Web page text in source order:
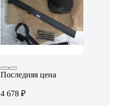
Последняя цена
4 678 ₽